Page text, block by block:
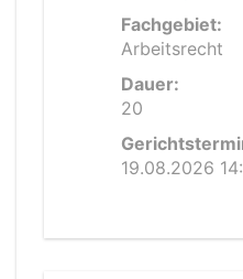
Fachgebiet:
Arbeitsrecht
Dauer:
20
19.08.2026